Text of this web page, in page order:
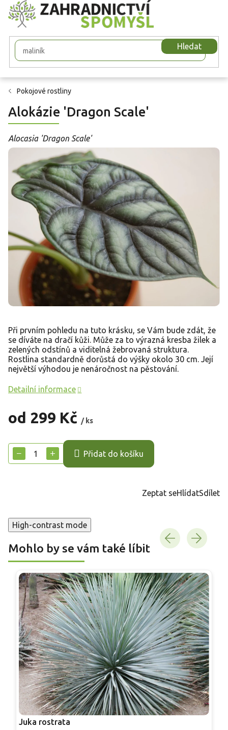
Přejít
na
obsah
Hledat
Pokojové rostliny
Alokázie 'Dragon Scale'
Alocasia 'Dragon Scale'
od 299 Kč / ks
cena:
+
− Přidat do košíku
Při prvním pohledu na tuto krásku, se Vám bude zdát, že
se díváte na dračí kůži. Může za to výrazná kresba žilek a
zelených odstínů a viditelná žebrovaná struktura.
Rostlina standardně dorůstá do výšky okolo 30 cm. Její
největší výhodou je nenáročnost na pěstování.
Detailní informace
Zeptat seHlídatSdílet
High-contrast mode
Mohlo by se vám také líbit
Juka rostrata